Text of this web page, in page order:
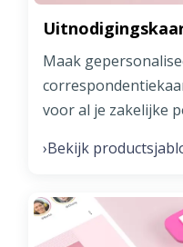
Maak
voor al je zakelijke
›Bekijk